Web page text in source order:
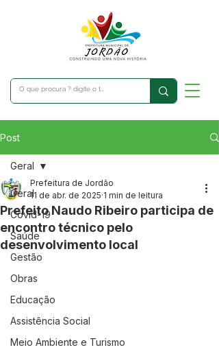
Post
Geral
Covid-19
Saúde
Gestão
Obras
Educação
Assistência Social
Meio Ambiente e Turismo
Geral
Prefeito Naudo Ribeiro participa de
encontro técnico pelo
desenvolvimento local
Prefeitura de Jordão
11 de abr. de 2025 1 min de leitura